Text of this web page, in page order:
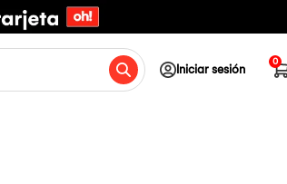
Iniciar sesión
0